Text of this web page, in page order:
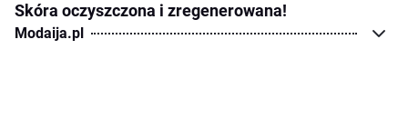
Skóra oczyszczona i zregenerowana!
Modaija.pl